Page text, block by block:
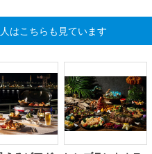
はこちらも見ています